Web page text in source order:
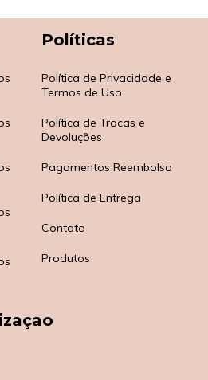
Políticas
Política de Privacidade e
Termos de Uso
Política de Trocas e
Devoluções
Pagamentos Reembolso
Política de Entrega
Contato
Produtos